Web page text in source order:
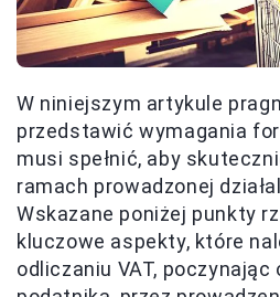
W niniejszym artykule
przedstawić wymagania
musi spełnić, aby
ramach prowadzonej
Wskazane poniżej punkty
kluczowe aspekty, które
odliczaniu VAT,